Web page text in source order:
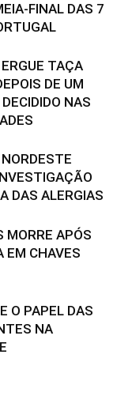
FINAL DAS 7
TAÇA
DE UM
NAS
DAS ALERGIAS
MORRE APÓS
EM CHAVES
O PAPEL DAS
NA